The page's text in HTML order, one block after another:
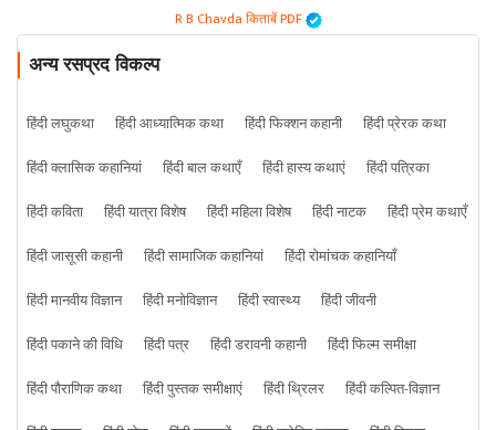
R B Chavda किताबें PDF
अन्य रसप्रद विकल्प
हिंदी लघुकथा हिंदी आध्यात्मिक कथा हिंदी फिक्शन कहानी
हिंदी प्रेरक कथा
हिंदी क्लासिक कहानियां
हिंदी बाल कथाएँ हिंदी हास्य कथाएं
हिंदी पत्रिका
हिंदी कविता
हिंदी यात्रा विशेष हिंदी महिला विशेष हिंदी नाटक
हिंदी प्रेम कथाएँ
हिंदी जासूसी कहानी
हिंदी सामाजिक कहानियां
हिंदी रोमांचक कहानियाँ
हिंदी मानवीय विज्ञान
हिंदी मनोविज्ञान हिंदी स्वास्थ्य
हिंदी जीवनी
हिंदी पकाने की विधि
हिंदी पत्र हिंदी डरावनी कहानी
हिंदी फिल्म समीक्षा
हिंदी पौराणिक कथा
हिंदी पुस्तक समीक्षाएं हिंदी थ्रिलर
हिंदी कल्पित-विज्ञान